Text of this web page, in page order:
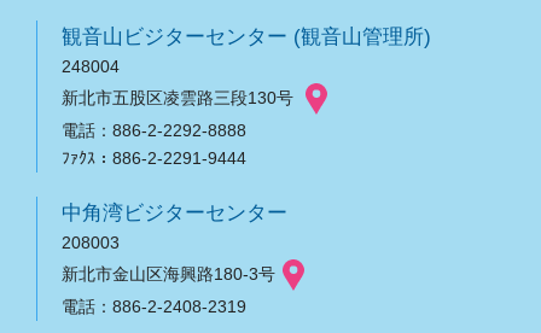
観音山ビジターセンター (観音山管理所)
248004
新北市五股区凌雲路三段130号
電話：886-2-2292-8888
ﾌｧｸｽ：886-2-2291-9444
中角湾ビジターセンター
208003
新北市金山区海興路180-3号
電話：886-2-2408-2319